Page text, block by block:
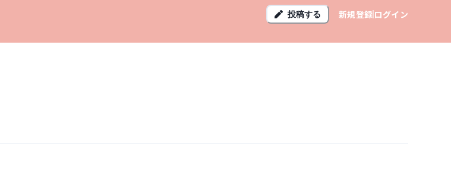
投稿する 新規登録ログイン